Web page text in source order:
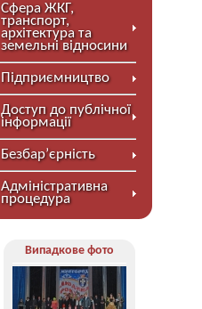
Сфера ЖКГ,
транспорт,
архітектура та
земельні відносини
Підприємництво
Доступ до публічної
інформації
Безбар’єрність
Адміністративна
процедура
Випадкове фото